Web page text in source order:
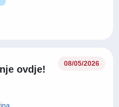
ovdje!
08/05/2026